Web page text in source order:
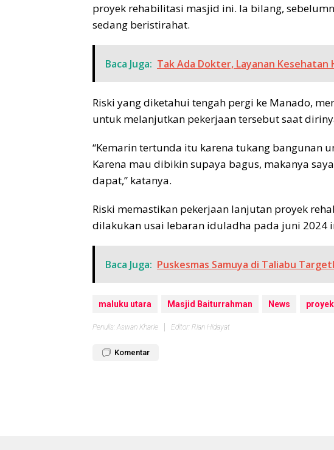
proyek rehabilitasi masjid ini. Ia bilang,
sedang beristirahat.
Baca Juga: Tak Ada Dokter, Layanan
Riski yang diketahui tengah pergi ke Manado,
untuk melanjutkan pekerjaan tersebut saat
“Kemarin tertunda itu karena tukang bangunan
Karena mau dibikin supaya bagus, makanya
dapat,” katanya.
Riski memastikan pekerjaan lanjutan proyek
dilakukan usai lebaran iduladha pada juni 2024
Baca Juga: Puskesmas Samuya di Taliabu
maluku utara Masjid Baiturrahman News proyek
Penulis: Aswan Kharie Editor: Rian Hidayat
Komentar